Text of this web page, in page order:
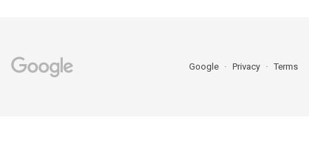
Google Privacy Terms